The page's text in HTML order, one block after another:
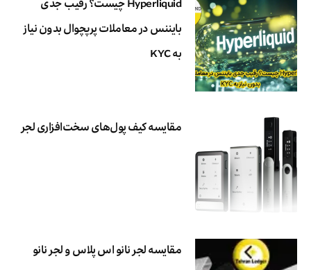
Hyperliquid چیست؟ رقیب جدی
بایننس در معاملات پرپچوال بدون نیاز
به KYC
مقایسه کیف پول‌های سخت‌افزاری لجر
مقایسه لجر نانو اس پلاس و لجر نانو